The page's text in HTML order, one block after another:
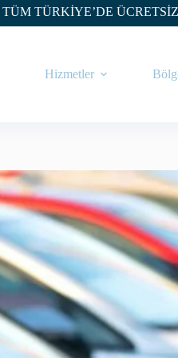
ÜCRETSİZ
Hizmetler